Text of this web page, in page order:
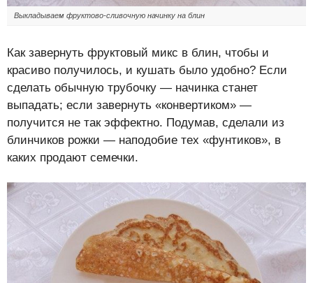
Выкладываем фруктово-сливочную начинку на блин
Как завернуть фруктовый микс в блин, чтобы и
красиво получилось, и кушать было удобно? Если
сделать обычную трубочку — начинка станет
выпадать; если завернуть «конвертиком» —
получится не так эффектно. Подумав, сделали из
блинчиков рожки — наподобие тех «фунтиков», в
каких продают семечки.